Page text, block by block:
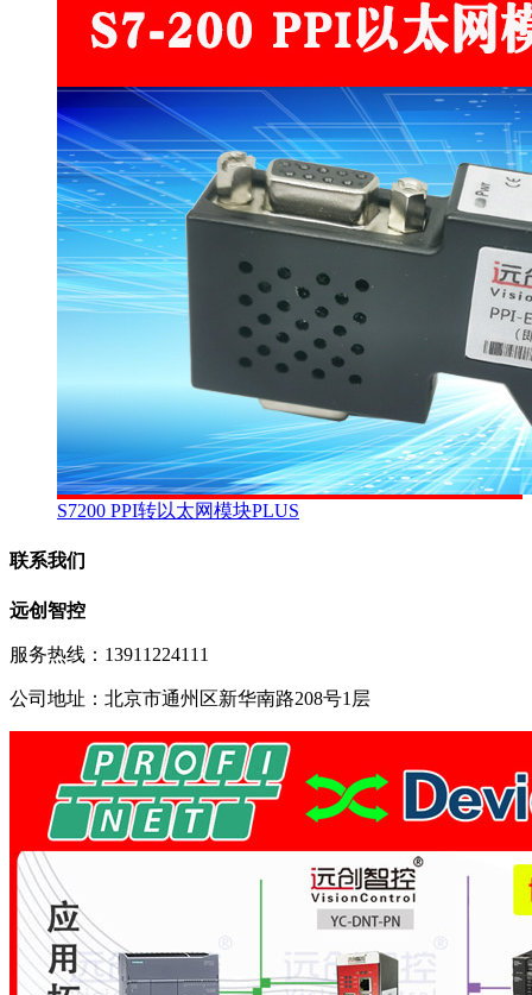
S7200 PPI转以太网模块PLUS
联系我们
远创智控
服务热线：13911224111
公司地址：北京市通州区新华南路208号1层